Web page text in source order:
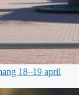
18–19 april